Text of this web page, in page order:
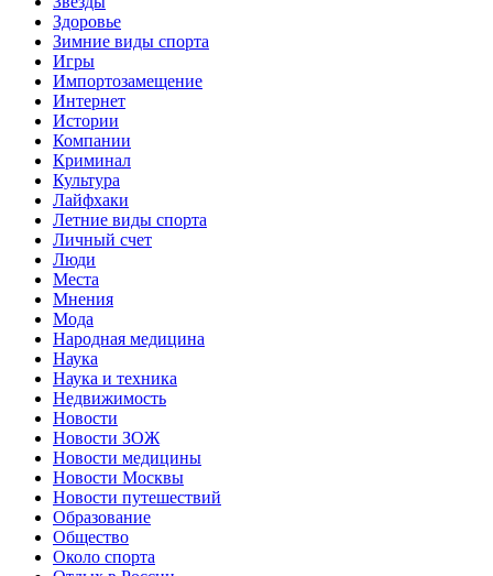
Здоровье
Зимние виды спорта
Игры
Импортозамещение
Интернет
Истории
Компании
Криминал
Культура
Лайфхаки
Летние виды спорта
Личный счет
Люди
Места
Мнения
Мода
Народная медицина
Наука
Наука и техника
Недвижимость
Новости
Новости ЗОЖ
Новости медицины
Новости Москвы
Новости путешествий
Образование
Общество
Около спорта